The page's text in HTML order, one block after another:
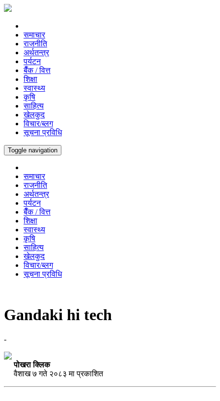
समाचार
राजनीति
अर्थतन्त्र
पर्यटन
बैँक / वित्त
शिक्षा
स्वास्थ्य
कृषि
साहित्य
खेलकुद
विचार/ब्लग
सूचना प्रविधि
Toggle navigation
समाचार
राजनीति
अर्थतन्त्र
पर्यटन
बैँक / वित्त
शिक्षा
स्वास्थ्य
कृषि
साहित्य
खेलकुद
विचार/ब्लग
सूचना प्रविधि
Gandaki hi tech
-
पोखरा क्लिक
वैशाख ७ गते २०८३ मा प्रकाशित